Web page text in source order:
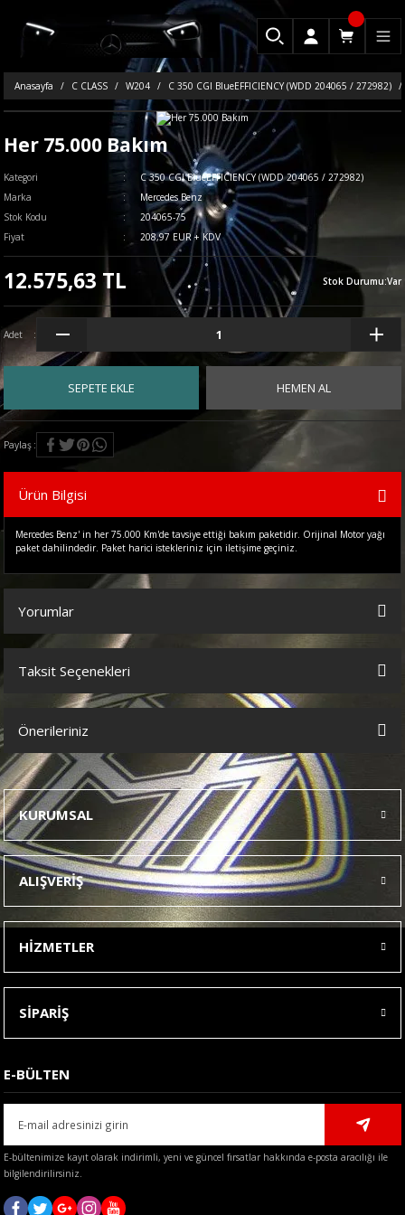
Anasayfa C CLASS W204 C 350 CGI BlueEFFICIENCY (WDD 204065 / 272982)
Her 75.000 Bakım
Kategori
C 350 CGI BlueEFFICIENCY (WDD 204065 / 272982)
Marka
Mercedes Benz
Stok Kodu
204065-75
Fiyat
208,97 EUR + KDV
12.575,63 TL Stok Durumu:Var
Adet
SEPETE EKLE HEMEN AL
Paylaş
Ürün Bilgisi
Mercedes Benz' in her 75.000 Km'de tavsiye ettiği bakım paketidir. Orijinal Motor yağı
paket dahilindedir. Paket harici istekleriniz için iletişime geçiniz.
Yorumlar
Bu ürüne ilk yorumu siz yapın!
Taksit Seçenekleri
Önerileriniz
Bu ürünün fiyat bilgisi, resim, ürün açıklamalarında ve diğer
konularda yetersiz gördüğünüz noktaları öneri formunu kullanarak
tarafımıza iletebilirsiniz.
Görüş ve önerileriniz için teşekkür ederiz.
Ürün resmi kalitesiz, bozuk veya görüntülenemiyor.
Ürün açıklamasında eksik bilgiler bulunuyor.
Ürün bilgilerinde hatalar bulunuyor.
Ürün fiyatı diğer sitelerden daha pahalı.
Bu ürüne benzer farklı alternatifler olmalı.
Gönder
KURUMSAL
ALIŞVERİŞ
HİZMETLER
SİPARİŞ
E-BÜLTEN
E-bültenimize kayıt olarak indirimli, yeni ve güncel fırsatlar hakkında e-posta aracılığı ile
bilgilendirilirsiniz.